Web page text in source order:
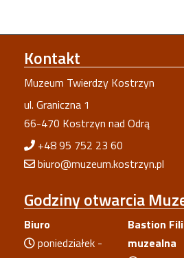
Kontakt
Muzeum Twierdzy Kostrzyn
ul. Graniczna 1
66-470 Kostrzyn nad Odrą
+48 95 752 23 60
biuro@muzeum.kostrzyn.pl
Godzinyotwarcia
Biuro
poniedziałek -
Bastion
muzealna